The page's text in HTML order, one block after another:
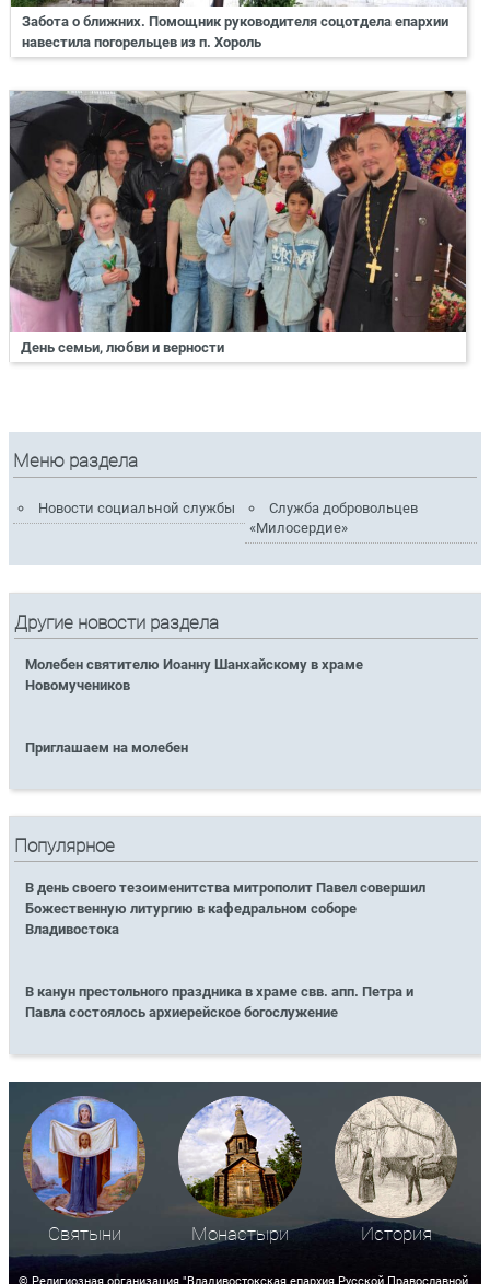
Забота о ближних. Помощник руководителя соцотдела епархии
навестила погорельцев из п. Хороль
День семьи, любви и верности
Меню раздела
Новости социальной службы
Служба добровольцев
«Милосердие»
Другие новости раздела
Молебен святителю Иоанну Шанхайскому в храме
Новомучеников
Приглашаем на молебен
Популярное
В день своего тезоименитства митрополит Павел совершил
Божественную литургию в кафедральном соборе
Владивостока
В канун престольного праздника в храме свв. апп. Петра и
Павла состоялось архиерейское богослужение
Святыни Монастыри История